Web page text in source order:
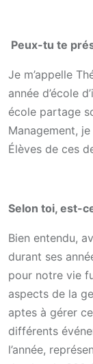
Peux-tu te
Je m’appelle
année d’école
école partage
Management,
Élèves de ces
Selon toi, est-
Bien entendu,
durant ses
pour notre vie
aspects de la
aptes à gérer
différents
l’année,